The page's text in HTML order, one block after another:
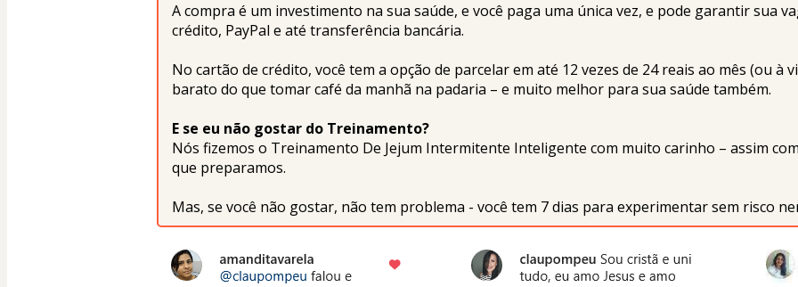
A compra é um investimento na sua saúde, e você paga uma única vez, e pode garantir sua
crédito, PayPal e até transferência bancária.
No cartão de crédito, você tem a opção de parcelar em até 12 vezes de 24 reais ao mês (ou à
barato do que tomar café da manhã na padaria – e muito melhor para sua saúde também.
E se eu não gostar do Treinamento?
Nós fizemos o Treinamento De Jejum Intermitente Inteligente com muito carinho – assim
que preparamos.
Mas, se você não gostar, não tem problema - você tem 7 dias para experimentar sem risco